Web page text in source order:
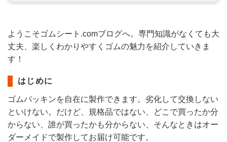
ようこそゴムシート.comブログへ。専門知識がなくても大
丈夫、楽しくわかりやすくゴムの魅力を紹介していきま
す！
はじめに
ゴムパッキンを自在に製作できます。劣化して交換しない
といけない。だけど、規格品ではない、どこで買ったか分
からない、誰が買ったかも分からない、そんなときはオー
ダーメイドで製作してお届け可能です。